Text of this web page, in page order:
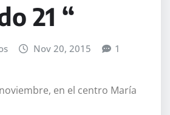
21 “
Nov 20, 2015 1
en el centro María